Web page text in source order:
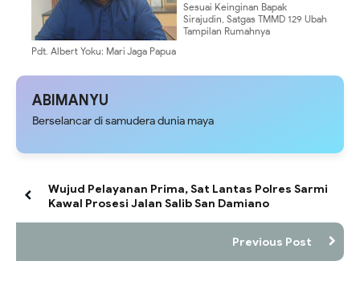
Pdt. Albert Yoku: Mari Jaga Papua
Persaudaraan
Sesuai Keinginan Bapak
Sirajudin, Satgas TMMD 129 Ubah
Tampilan Rumahnya
ABIMANYU
Berselancar di samudera dunia maya
Wujud Pelayanan Prima, Sat Lantas Polres Sarmi
Kawal Prosesi Jalan Salib San Damiano
Previous Post